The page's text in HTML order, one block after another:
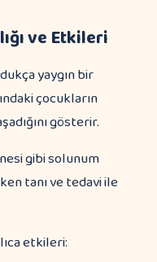
ve Etkileri
yaygın bir
çocukların
gösterir.
gibi solunum
tanı ve tedavi ile
etkileri: